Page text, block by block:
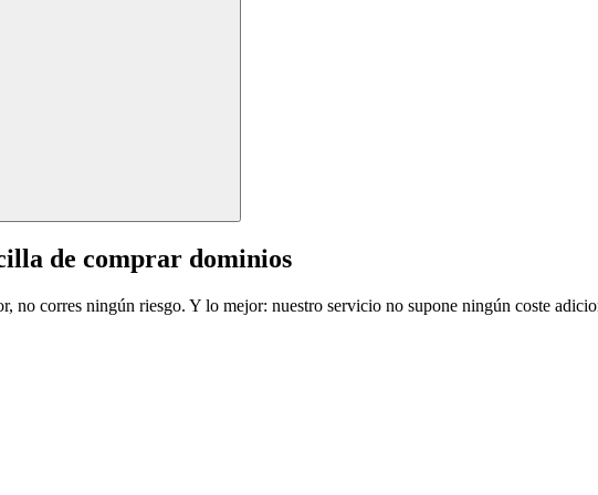
de comprar dominios
no corres ningún riesgo. Y lo mejor: nuestro servicio no supone ningún coste